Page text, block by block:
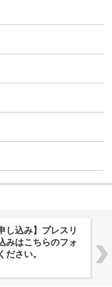
ジア最大級のグロ
ファレンス
コラボレーショ